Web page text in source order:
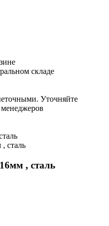
складе
Уточняйте
, сталь